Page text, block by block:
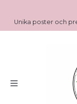
Unika poster och